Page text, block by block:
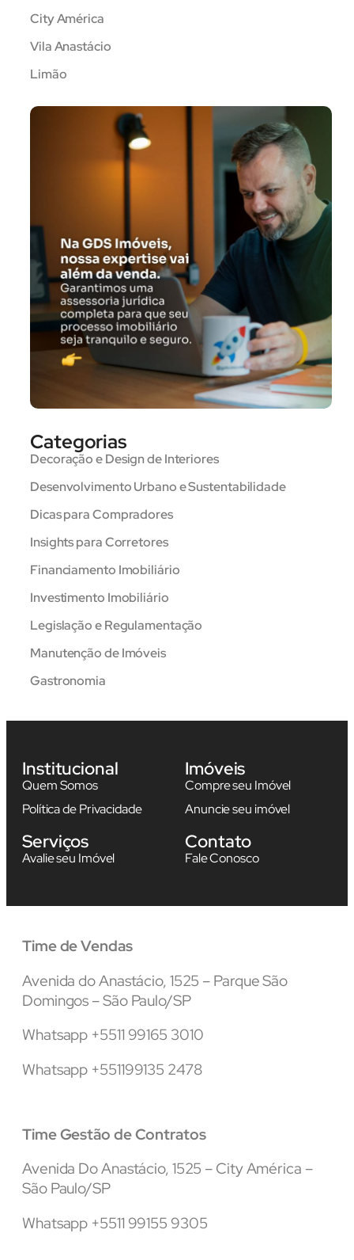
City América
Vila Anastácio
Limão
Categorias
Decoração e Design de Interiores
Desenvolvimento Urbano e Sustentabilidade
Dicas para Compradores
Insights para Corretores
Financiamento Imobiliário
Investimento Imobiliário
Legislação e Regulamentação
Manutenção de Imóveis
Gastronomia
Institucional
Quem Somos
Política de Privacidade
Imóveis
Compre seu Imóvel
Anuncie seu imóvel
Serviços
Avalie seu Imóvel
Contato
Fale Conosco
Time de Vendas
Avenida do Anastácio, 1525 – Parque São
Domingos – São Paulo/SP
Whatsapp +5511 99165 3010
Whatsapp +551199135 2478
Time Gestão de Contratos
Avenida Do Anastácio, 1525 – City América –
São Paulo/SP
Whatsapp +5511 99155 9305